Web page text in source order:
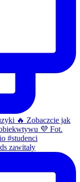
zawitały